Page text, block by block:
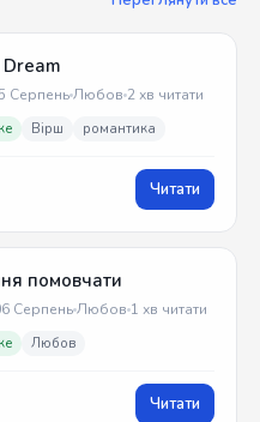
СерпеньЛюбов 2 хв читати
Вірш романтика
Читати
помовчати
СерпеньЛюбов 1 хв читати
Любов
Читати